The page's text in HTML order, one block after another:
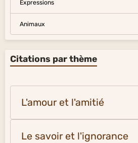
Expressions
Animaux
Citations par thème
L'amour et l'amitié
Le savoir et l'ignorance